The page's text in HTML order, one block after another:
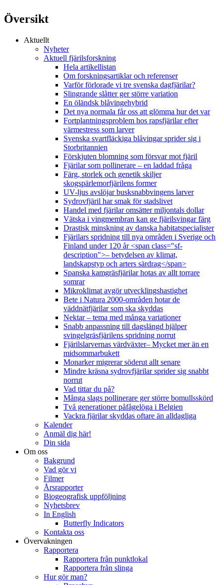
Översikt
Aktuellt
Nyheter
Aktuell fjärilsforskning
Hela artikellistan
Om forskningsartiklar och referenser
Varför förlorade vi tre svenska dagfjärilar?
Slingrande slåtter ger större variation
En öländsk blåvingehybrid
Det nya normala får oss att glömma hur det var
Fortplantningsproblem hos rapsfjärilar efter
värmestress som larver
Svenska svartfläckiga blåvingar sprider sig i
Storbritannien
Förskjuten blomning som försvar mot fjäril
Fjärilar som pollinerare – en laddad fråga
Färg, storlek och genetik skiljer
skogspärlemorfjärilens former
UV-ljus avslöjar busksnabbvingens larver
Sydrovfjäril har smak för stadslivet
Handel med fjärilar omsätter miljontals dollar
Vätska i vingmembran kan ge fjärilsvingar färg
Drastisk minskning av danska habitatspecialister
Fjärilars spridning till nya områden i Sverige och
Finland under 120 år <span class="sf-
description">– betydelsen av klimat,
landskapstyp och arters särdrag</span>
Spanska kamgräsfjärilar hotas av allt torrare
somrar
Mikroklimat avgör utvecklingshastighet
Bete i Natura 2000-områden hotar de
väddnätfjärilar som ska skyddas
Nektar – tema med många variationer
Snabb anpassning till dagslängd hjälper
svingelgräsfjärilens spridning norrut
Fjärilslarvernas värdväxter– Mycket mer än en
midsommarbukett
Monarker migrerar söderut allt senare
Mindre kräsna sydrovfjärilar sprider sig snabbt
norrut
Vad tittar du på?
Många slags pollinerare ger större bomullsskörd
Två generationer påfågelöga i Belgien
Vackra fjärilar skyddas oftare än alldagliga
Kalender
Anmäl dig här!
Din sida
Om oss
Bakgrund
Vad gör vi
Filmer
Årsrapporter
Biogeografisk uppföljning
Nyhetsbrev
In English
Butterfly Indicators
Kontakta oss
Övervakningen
Rapportera
Rapportera från punktlokal
Rapportera från slinga
Hur gör man?